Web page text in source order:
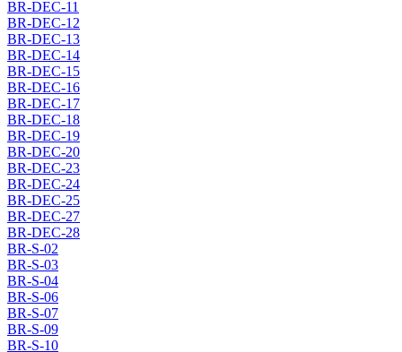
BR-DEC-11
BR-DEC-12
BR-DEC-13
BR-DEC-14
BR-DEC-15
BR-DEC-16
BR-DEC-17
BR-DEC-18
BR-DEC-19
BR-DEC-20
BR-DEC-23
BR-DEC-24
BR-DEC-25
BR-DEC-27
BR-DEC-28
BR-S-02
BR-S-03
BR-S-04
BR-S-06
BR-S-07
BR-S-09
BR-S-10